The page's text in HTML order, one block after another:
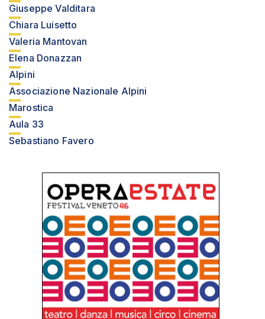
Giuseppe Valditara
Chiara Luisetto
Valeria Mantovan
Elena Donazzan
Alpini
Associazione Nazionale Alpini
Marostica
Aula 33
Sebastiano Favero